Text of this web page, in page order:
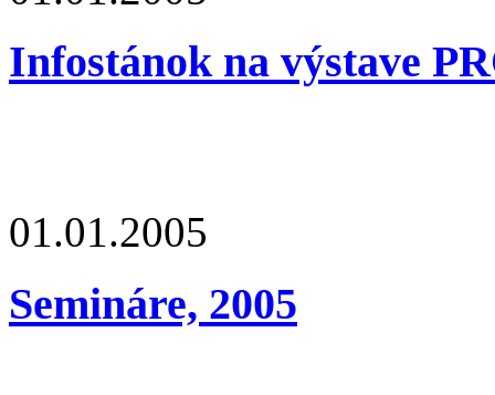
Infostánok na výstave
01.01.2005
Semináre, 2005